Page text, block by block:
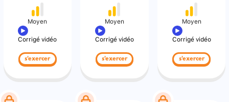
Moyen
Corrigé vidéo
s'exercer
Moyen
Corrigé vidéo
s'exercer
Moyen
Corrigé vidéo
s'exercer